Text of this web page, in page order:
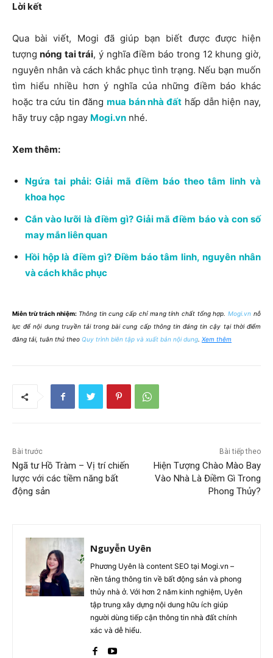
Lời kết
Qua bài viết, Mogi đã giúp bạn biết được được hiện
tượng nóng tai trái, ý nghĩa điềm báo trong 12 khung giờ,
nguyên nhân và cách khắc phục tình trạng. Nếu bạn muốn
tìm hiểu nhiều hơn ý nghĩa của những điềm báo khác
hoặc tra cứu tin đăng mua bán nhà đất hấp dẫn hiện nay,
hãy truy cập ngay Mogi.vn nhé.
Xem thêm:
Ngứa tai phải: Giải mã điềm báo theo tâm linh và
khoa học
Cắn vào lưỡi là điềm gì? Giải mã điềm báo và con số
may mắn liên quan
Hồi hộp là điềm gì? Điềm báo tâm linh, nguyên nhân
và cách khắc phục
Miễn trừ trách nhiệm: Thông tin cung cấp chỉ mang tính chất tổng hợp. Mogi.vn nỗ
lực để nội dung truyền tải trong bài cung cấp thông tin đáng tin cậy tại thời điểm
đăng tải, tuân thủ theo Quy trình biên tập và xuất bản nội dung Xem thêm
Bài trước
Ngã tư Hồ Tràm – Vị trí chiến
lược với các tiềm năng bất
động sản
Bài tiếp theo
Hiện Tượng Chào Mào Bay
Vào Nhà Là Điềm Gì Trong
Phong Thủy?
Nguyễn Uyên
Phương Uyên là content SEO tại Mogi.vn –
nền tảng thông tin về bất động sản và phong
thủy nhà ở. Với hơn 2 năm kinh nghiệm, Uyên
tập trung xây dựng nội dung hữu ích giúp
người dùng tiếp cận thông tin nhà đất chính
xác và dễ hiểu.